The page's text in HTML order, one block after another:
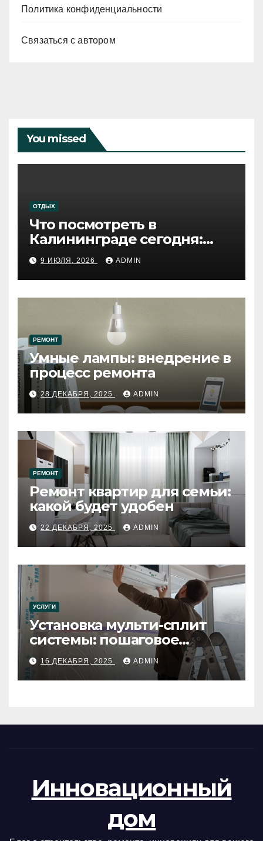
Политика конфиденциальности
Связаться с автором
You missed
ОТДЫХ
Что посмотреть в
Калининграде сегодня:
путеводитель по самому
западному городу России
9 ИЮЛЯ, 2026 ADMIN
РЕМОНТ
Умные лампы: внедрение в
процесс ремонта
28 ДЕКАБРЯ, 2025 ADMIN
РЕМОНТ
Ремонт квартир для семьи:
какой будет удобен
22 ДЕКАБРЯ, 2025 ADMIN
УСЛУГИ
Установка мульти-сплит
системы: пошаговое
руководство
16 ДЕКАБРЯ, 2025 ADMIN
Инновационный
дом